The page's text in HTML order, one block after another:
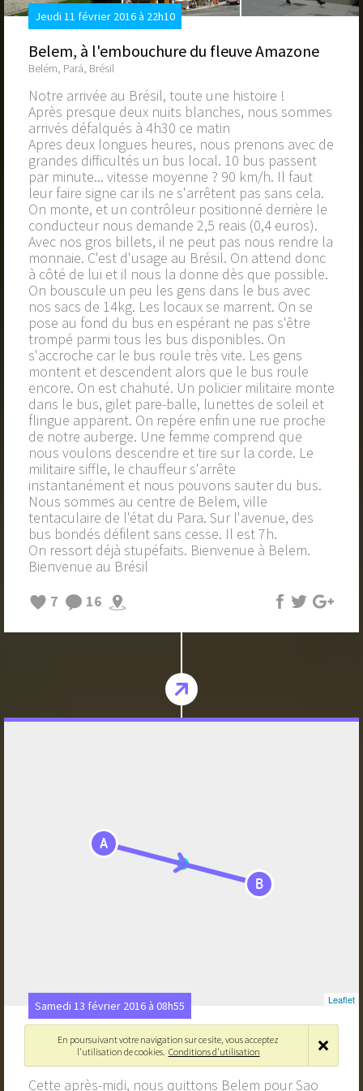
Jeudi 11 février 2016 à 22h10
Belem, à l'embouchure du fleuve Amazone
Belém, Pará, Brésil
Notre arrivée au Brésil, toute une histoire !
Après presque deux nuits blanches, nous sommes
arrivés défalqués à 4h30 ce matin
Apres deux longues heures, nous prenons avec de
grandes difficultés un bus local. 10 bus passent
par minute... vitesse moyenne ? 90 km/h. Il faut
leur faire signe car ils ne s'arrêtent pas sans cela.
On monte, et un contrôleur positionné derrière le
conducteur nous demande 2,5 reais (0,4 euros).
Avec nos gros billets, il ne peut pas nous rendre la
monnaie. C'est d'usage au Brésil. On attend donc
à côté de lui et il nous la donne dès que possible.
On bouscule un peu les gens dans le bus avec
nos sacs de 14kg. Les locaux se marrent. On se
pose au fond du bus en espérant ne pas s'être
trompé parmi tous les bus disponibles. On
s'accroche car le bus roule très vite. Les gens
montent et descendent alors que le bus roule
encore. On est chahuté. Un policier militaire monte
dans le bus, gilet pare-balle, lunettes de soleil et
flingue apparent. On repére enfin une rue proche
de notre auberge. Une femme comprend que
nous voulons descendre et tire sur la corde. Le
militaire siffle, le chauffeur s'arrête
instantanément et nous pouvons sauter du bus.
Nous sommes au centre de Belem, ville
tentaculaire de l'état du Para. Sur l'avenue, des
bus bondés défilent sans cesse. Il est 7h.
On ressort déjà stupéfaits. Bienvenue à Belem.
Bienvenue au Brésil
7
16
A
B
Leaflet
Samedi 13 février 2016 à 08h55
Direction Sao Luis
Belém, Pará, Brésil›São Luís - Maranhão, Brésil
Cette après-midi, nous quittons Belem pour Sao
En poursuivant votre navigation sur ce site, vous acceptez
l'utilisation de cookies. Conditions d'utilisation